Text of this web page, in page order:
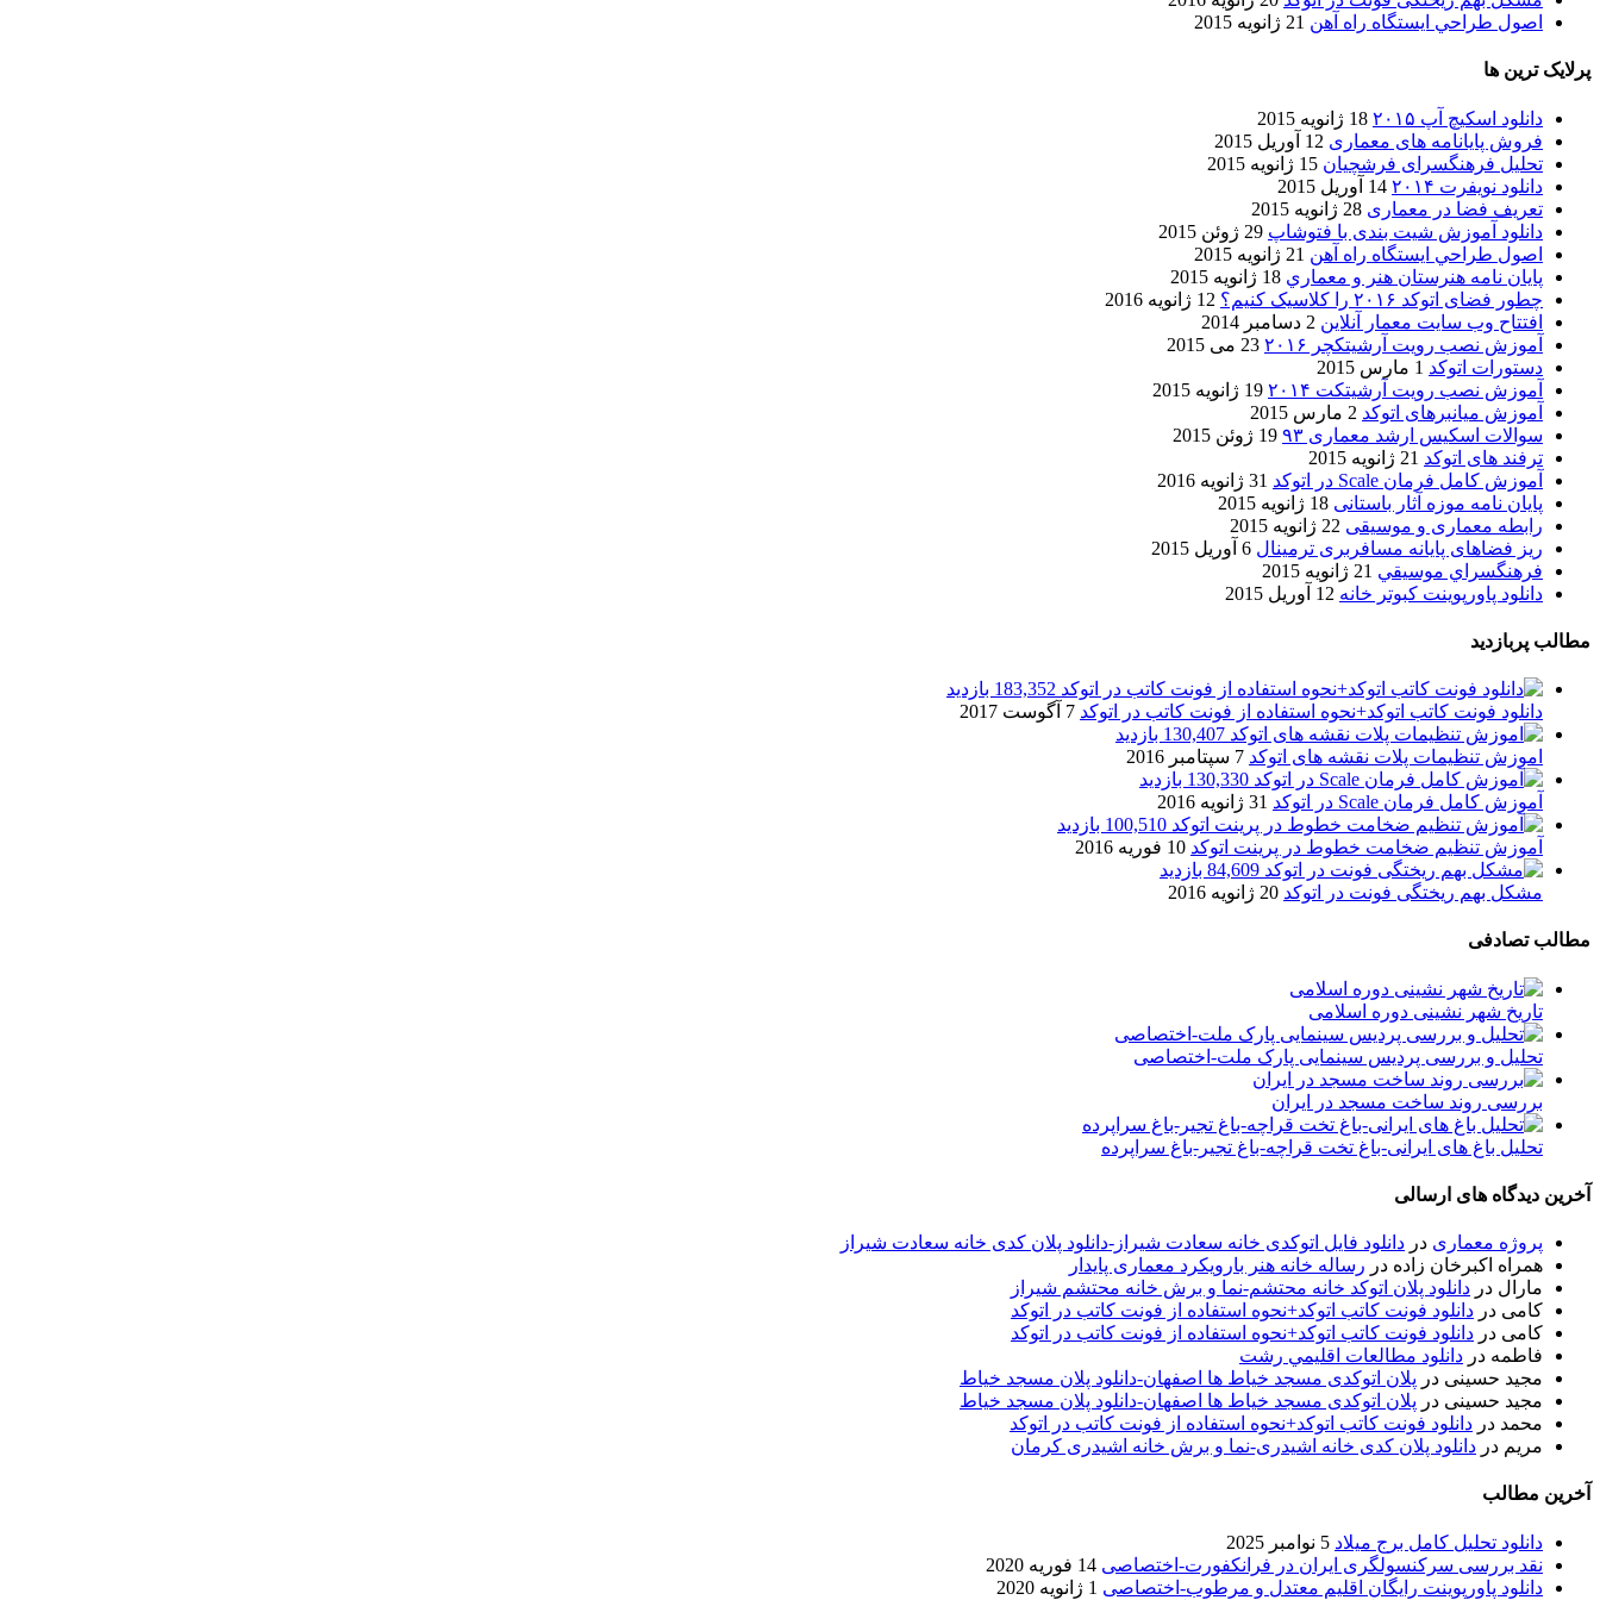
اصول طراحي ایستگاه راه آهن 21 ژانویه 2015
پرلایک ترین ها
دانلود اسکیچ آپ ۲۰۱۵
18 ژانویه 2015
فروش پایانامه های معماری 12 آوریل 2015
تحلیل فرهنگسرای فرشچیان 15 ژانویه 2015
دانلود نویفرت ۲۰۱۴
14 آوریل 2015
تعریف فضا در معماری 28 ژانویه 2015
دانلود آموزش شیت بندی با فتوشاپ 29 ژوئن 2015
اصول طراحي ایستگاه راه آهن 21 ژانویه 2015
پایان نامه هنرستان هنر و معماري 18 ژانویه 2015
چطور فضای اتوکد ۲۰۱۶ را کلاسیک کنیم؟
12 ژانویه 2016
افتتاح وب سایت معمار آنلاین 2 دسامبر 2014
آموزش نصب رویت آرشیتکچر ۲۰۱۶
23 می 2015
دستورات اتوکد 1 مارس 2015
آموزش نصب رویت آرشیتکت ۲۰۱۴
19 ژانویه 2015
آموزش میانبرهای اتوکد 2 مارس 2015
سوالات اسکیس ارشد معماری ۹۳
19 ژوئن 2015
ترفند های اتوکد 21 ژانویه 2015
آموزش کامل فرمان Scale در اتوکد
31 ژانویه 2016
پایان نامه موزه آثار باستانی 18 ژانویه 2015
رابطه معماری و موسیقی 22 ژانویه 2015
ریز فضاهای پایانه مسافربری ترمینال 6 آوریل 2015
فرهنگسراي موسيقي 21 ژانویه 2015
دانلود پاورپوینت کبوتر خانه 12 آوریل 2015
مطالب پربازدید
183,352 بازدید
دانلود فونت کاتب اتوکد+نحوه استفاده از فونت کاتب در اتوکد 7 آگوست 2017
130,407 بازدید
اموزش تنظیمات پلات نقشه های اتوکد 7 سپتامبر 2016
130,330 بازدید
آموزش کامل فرمان Scale در اتوکد
31 ژانویه 2016
100,510 بازدید
آموزش تنظیم ضخامت خطوط در پرینت اتوکد 10 فوریه 2016
84,609 بازدید
مشکل بهم ریختگی فونت در اتوکد 20 ژانویه 2016
مطالب تصادفی
تاریخ شهر نشینی دوره اسلامی
تحلیل و بررسی پردیس سینمایی پارک ملت-اختصاصی
بررسی روند ساخت مسجد در ایران
تحلیل باغ های ایرانی-باغ تخت قراچه-باغ تجیر-باغ سراپرده
آخرین دیدگاه های ارسالی
پروژه معماری در دانلود فایل اتوکدی خانه سعادت شیراز-دانلود پلان کدی خانه سعادت شیراز
همراه اکبرخان زاده در رساله خانه هنر بارویکرد معماری پایدار
مارال در دانلود پلان اتوکد خانه محتشم-نما و برش خانه محتشم شیراز
کامی در دانلود فونت کاتب اتوکد+نحوه استفاده از فونت کاتب در اتوکد
کامی در دانلود فونت کاتب اتوکد+نحوه استفاده از فونت کاتب در اتوکد
فاطمه در دانلود مطالعات اقليمي رشت
مجید حسینی در پلان اتوکدی مسجد خیاط ها اصفهان-دانلود پلان مسجد خیاط
مجید حسینی در پلان اتوکدی مسجد خیاط ها اصفهان-دانلود پلان مسجد خیاط
محمد در دانلود فونت کاتب اتوکد+نحوه استفاده از فونت کاتب در اتوکد
مریم در دانلود پلان کدی خانه اشیدری-نما و برش خانه اشیدری کرمان
آخرین مطالب
دانلود تحلیل کامل برج میلاد 5 نوامبر 2025
نقد بررسی سرکنسولگری ایران در فرانکفورت-اختصاصی 14 فوریه 2020
دانلود پاورپوینت رایگان اقلیم معتدل و مرطوب-اختصاصی 1 ژانویه 2020